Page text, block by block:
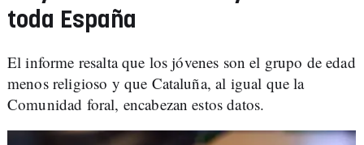
toda España
El informe resalta que los jóvenes son el grupo de edad
menos religioso y que Cataluña, al igual que la
Comunidad foral, encabezan estos datos.